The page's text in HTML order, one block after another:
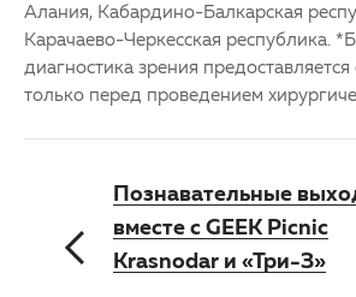
Алания, Кабардино-Балкарская
Карачаево-Черкесская республика.
диагностика зрения
только перед проведением
Познавательные
вместе с GEEK Picnic
Krasnodar и «Три-З»